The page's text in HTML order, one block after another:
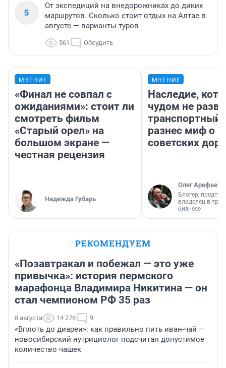
5
От экспедиций на внедорожниках до диких
маршрутов. Сколько стоит отдых на Алтае в
августе — варианты туров
561 Обсудить
МНЕНИЕ
«Финал не совпал с
ожиданиями»: стоит ли
смотреть фильм
«Старый орел» на
большом экране —
честная рецензия
Надежда Губарь
МНЕНИЕ
Наследие,
чудом не
транспортный
разнес миф о
советских
Олег Арефьев
Блогер,
владелец в
бизнесе
РЕКОМЕНДУЕМ
«Позавтракал и побежал — это уже
привычка»: история пермского
марафонца Владимира Никитина — он
стал чемпионом РФ 35 раз
8 августа 14 276 9
«Вплоть до диареи»: как правильно пить иван-чай —
новосибирский нутрициолог подсчитал допустимое
количество чашек